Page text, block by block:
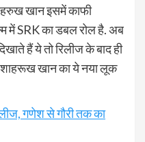
खान इसमें काफी
में SRK का डबल रोल है. अब
हैं ये तो रिलीज के बाद ही
खान का ये नया लूक
गणेश से गौरी तक का